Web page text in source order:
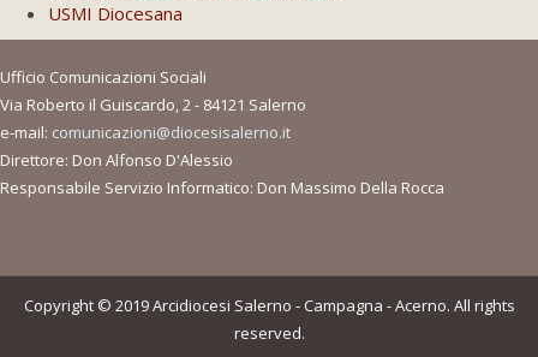
USMI Diocesana
Ufficio Comunicazioni Sociali
Via Roberto il Guiscardo, 2 - 84121 Salerno
e-mail: comunicazioni@diocesisalerno.it
Direttore: Don Alfonso D'Alessio
Responsabile Servizio Informatico: Don Massimo Della Rocca
Copyright © 2019 Arcidiocesi Salerno - Campagna - Acerno. All rights
reserved.